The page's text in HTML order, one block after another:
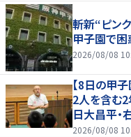
斬新“ピン
甲子園で困
2026/08/08
【8日の甲
2人を含む
日大昌平・
2026/08/08